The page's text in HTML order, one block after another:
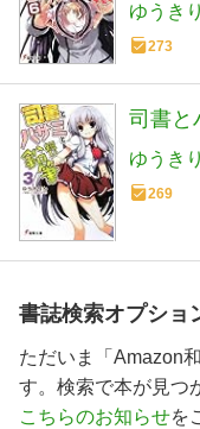
ゆうき
273
司書と
ゆうき
269
書誌検索オプショ
ただいま「Amazon
す。検索で本が見つ
こちらのお知らせを